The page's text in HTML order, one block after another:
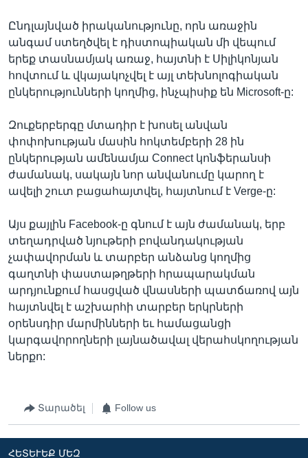
Ընդլայնված իրականությունը, որն առաջին
անգամ ստեղծվել է դիստոպիական մի վեպում
երեք տասնամյակ առաջ, հայտնի է Սիլիկոնյան
հովտում և վկայակոչվել է այլ տեխնոլոգիական
ընկերությունների կողմից, ինչպիսիք են Microsoft-ը:
Զուքերբերգը մտադիր է խոսել անվան
փոփոխության մասին հոկտեմբերի 28 ին
ընկերության ամենամյա Connect կոնֆերանսի
ժամանակ, սակայն նոր անվանումը կարող է
ավելի շուտ բացահայտվել, հայտնում է Verge-ը:
Այս քայլին Facebook-ը գնում է այն ժամանակ, երբ
տեղադրված նյութերի բովանդակության
չափավորման և տարբեր անձանց կողմից
գաղտնի փաստաթղթերի հրապարակման
արդյունքում հասցված վնասների պատճառով այն
հայտնվել է աշխարհի տարբեր երկրների
օրենսդիր մարմինների եւ համացանցի
կարգավորողների լայնածավալ վերահսկողության
ներքո:
Տարածել Follow us
ՀԵՏԵՒԵՔ ՄԵԶ